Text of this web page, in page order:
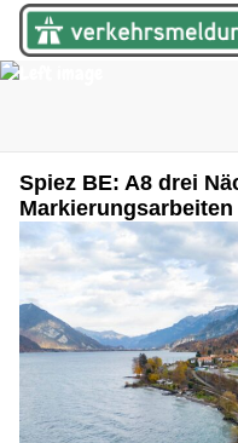
Spiez BE: A8 drei